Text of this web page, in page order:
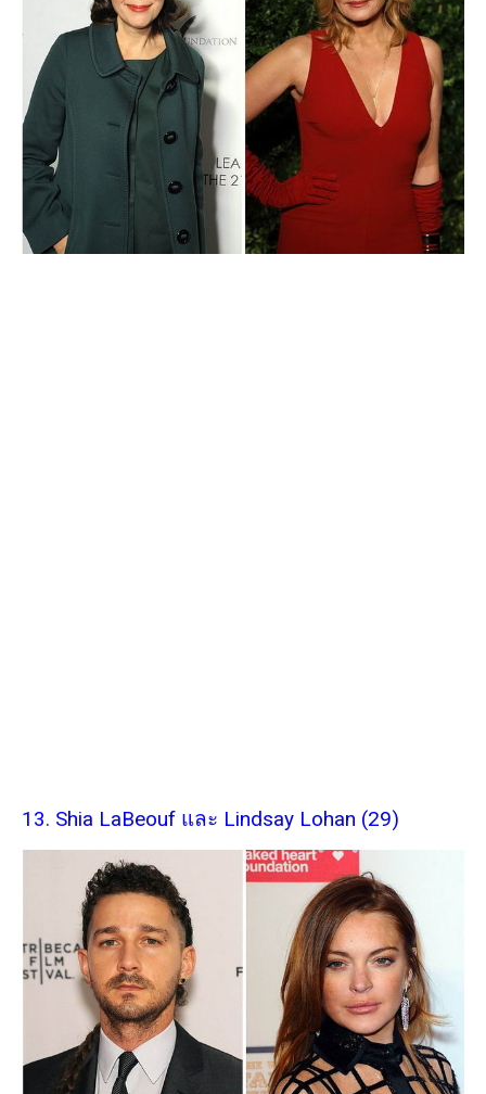
13. Shia LaBeouf และ Lindsay Lohan (29)